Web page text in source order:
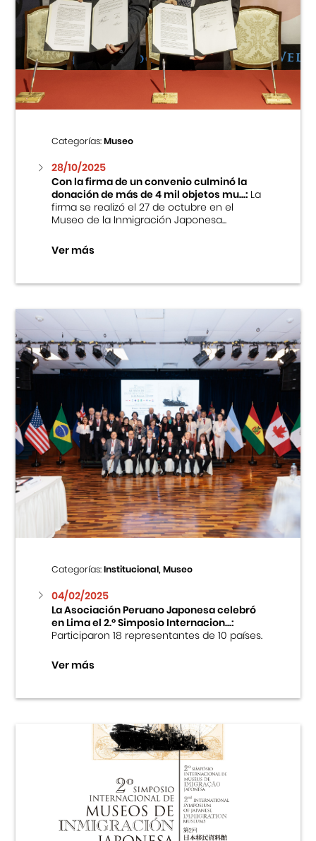
Categorías:Museo
28/10/2025
Con la firma de un convenio culminó la
donación de más de 4 mil objetos mu...:La
firma se realizó el 27 de octubre en el
Museo de la Inmigración Japonesa...
Ver más
Categorías:Institucional, Museo
04/02/2025
La Asociación Peruano Japonesa celebró
en Lima el 2.º Simposio Internacion...:
Participaron 18 representantes de 10 países.
Ver más